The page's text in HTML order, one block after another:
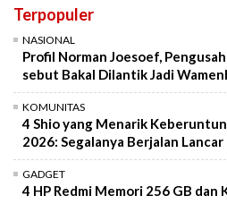
Terpopuler
NASIONAL
Profil Norman Joesoef,
sebut Bakal Dilantik Jadi
KOMUNITAS
4 Shio yang Menarik
2026: Segalanya Berjalan Lancar
GADGET
4 HP Redmi Memori 256 GB dan